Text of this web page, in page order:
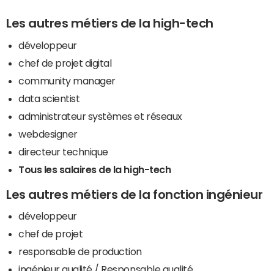
Les autres métiers de la high-tech
développeur
chef de projet digital
community manager
data scientist
administrateur systèmes et réseaux
webdesigner
directeur technique
Tous les salaires de la high-tech
Les autres métiers de la fonction ingénieur
développeur
chef de projet
responsable de production